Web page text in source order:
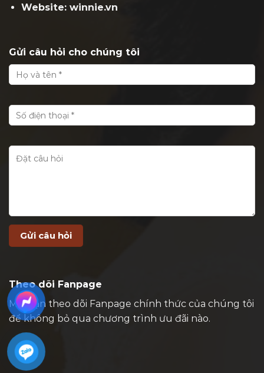
Website: winnie.vn
Gửi câu hỏi cho chúng tôi
Theo dõi Fanpage
Mời bạn theo dõi Fanpage chính thức của chúng tôi
để không bỏ qua chương trình ưu đãi nào.